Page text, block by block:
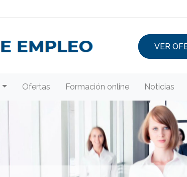
VER
Ofertas Formación online Noticias